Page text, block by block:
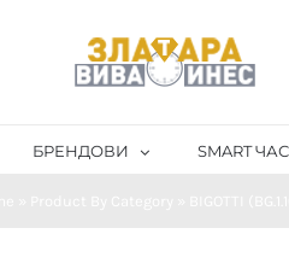
БРЕНДОВИ SMART